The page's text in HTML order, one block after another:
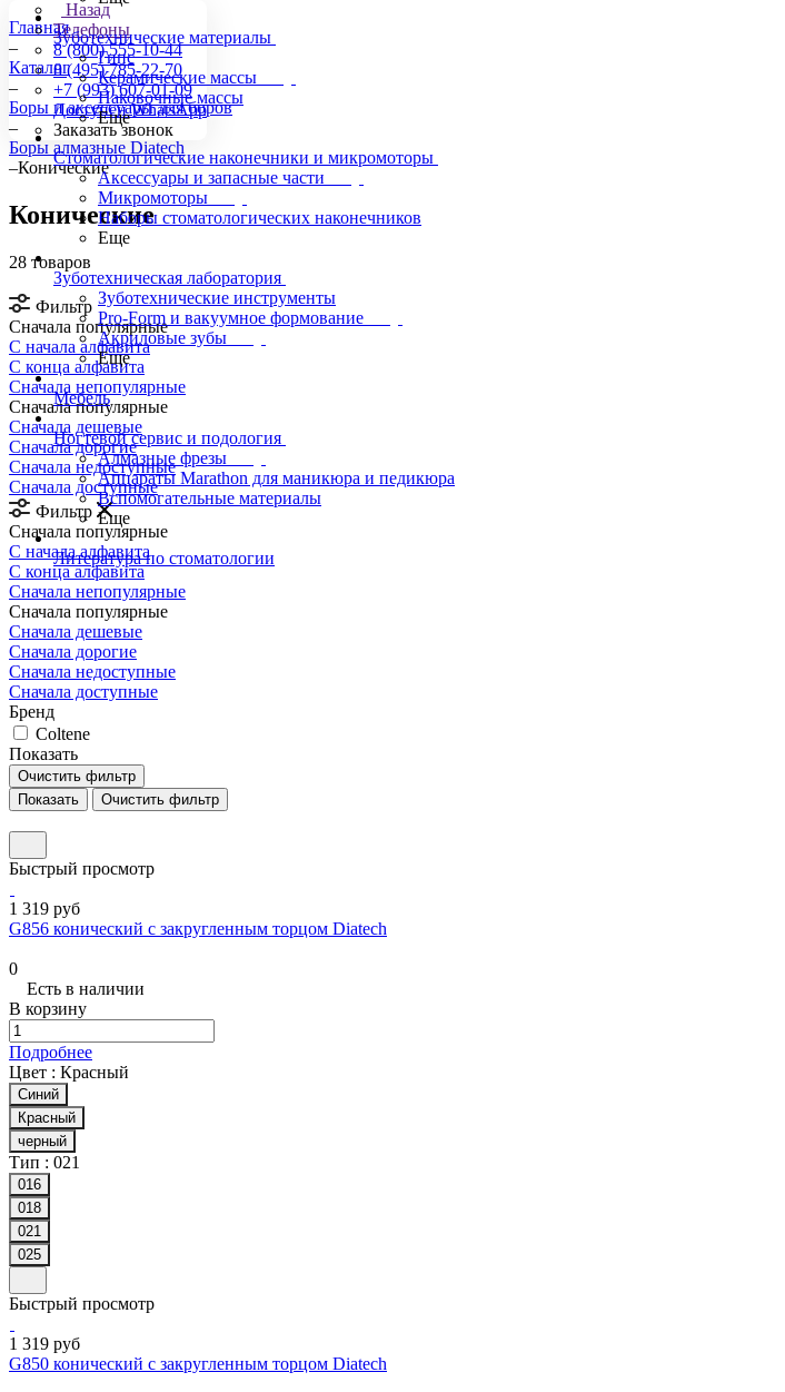
Зуботехнические материалы
Гипс
Керамические массы
Паковочные массы
Еще
Стоматологические наконечники и микромоторы
Аксессуары и запасные части
Микромоторы
Наборы стоматологических наконечников
Еще
Зуботехническая лаборатория
Зуботехнические инструменты
Pro-Form и вакуумное формование
Акриловые зубы
Еще
Мебель
Ногтевой сервис и подология
Алмазные фрезы
Аппараты Marathon для маникюра и педикюра
Вспомогательные материалы
Еще
Литература по стоматологии
Назад
Телефоны
8 (800) 555-10-44
8 (495) 785-22-70
+7 (993) 607-01-09
Доступен WhatsApp
Заказать звонок
Главная
–
Каталог
–
Боры и аксессуары для боров
–
Боры алмазные Diatech
–Конические
Конические
28 товаров
Фильтр
Сначала популярные
С начала алфавита
С конца алфавита
Сначала непопулярные
Сначала популярные
Сначала дешевые
Сначала дорогие
Сначала недоступные
Сначала доступные
Фильтр
Сначала популярные
С начала алфавита
С конца алфавита
Сначала непопулярные
Сначала популярные
Сначала дешевые
Сначала дорогие
Сначала недоступные
Сначала доступные
Бренд
Coltene
Показать
Очистить фильтр
Очистить фильтр
Быстрый просмотр
1 319 руб
G856 конический с закругленным торцом Diatech
0
Есть в наличии
В корзину
Подробнее
Цвет : Красный
Синий
Красный
черный
Тип : 021
016
018
021
025
Быстрый просмотр
1 319 руб
G850 конический с закругленным торцом Diatech